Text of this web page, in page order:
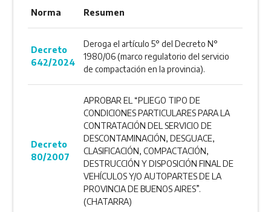
Norma Resumen
Decreto
642/2024
Deroga el artículo 5° del Decreto N°
1980/06 (marco regulatorio del servicio
de compactación en la provincia).
Decreto
80/2007
APROBAR EL “PLIEGO TIPO DE
CONDICIONES PARTICULARES PARA LA
CONTRATACIÓN DEL SERVICIO DE
DESCONTAMINACIÓN, DESGUACE,
CLASIFICACIÓN, COMPACTACIÓN,
DESTRUCCIÓN Y DISPOSICIÓN FINAL DE
VEHÍCULOS Y/O AUTOPARTES DE LA
PROVINCIA DE BUENOS AIRES”.
(CHATARRA)